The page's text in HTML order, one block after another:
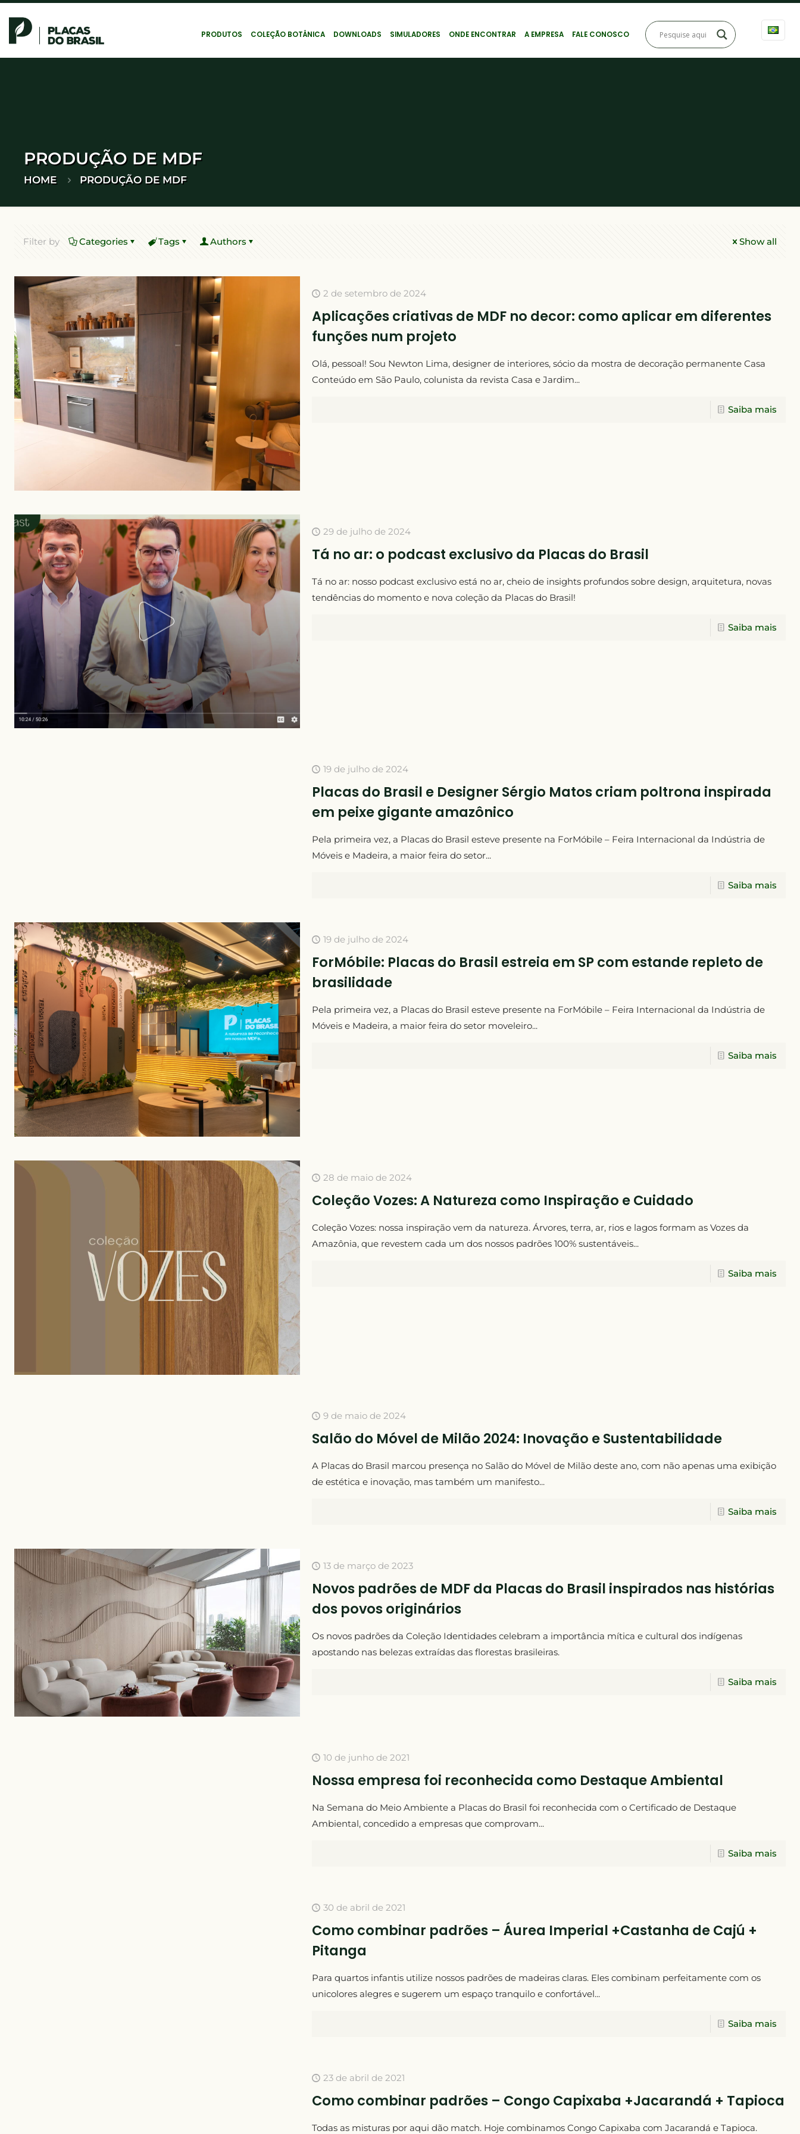
PRODUTOS COLEÇÃO BOTÂNICA DOWNLOADS SIMULADORES ONDE ENCONTRAR A EMPRESA FALE CONOSCO
PRODUÇÃO DE MDF
HOME PRODUÇÃO DE MDF
Filter by Categories Tags Authors Show all
2 de setembro de 2024
Aplicações criativas de MDF no decor: como aplicar em diferentes
funções num projeto
Olá, pessoal! Sou Newton Lima, designer de interiores, sócio da mostra de decoração permanente Casa
Conteúdo em São Paulo, colunista da revista Casa e Jardim...
Saiba mais
29 de julho de 2024
Tá no ar: o podcast exclusivo da Placas do Brasil
Tá no ar: nosso podcast exclusivo está no ar, cheio de insights profundos sobre design, arquitetura, novas
tendências do momento e nova coleção da Placas do Brasil!
Saiba mais
19 de julho de 2024
Placas do Brasil e Designer Sérgio Matos criam poltrona inspirada
em peixe gigante amazônico
Pela primeira vez, a Placas do Brasil esteve presente na ForMóbile – Feira Internacional da Indústria de
Móveis e Madeira, a maior feira do setor...
Saiba mais
19 de julho de 2024
ForMóbile: Placas do Brasil estreia em SP com estande repleto de
brasilidade
Pela primeira vez, a Placas do Brasil esteve presente na ForMóbile – Feira Internacional da Indústria de
Móveis e Madeira, a maior feira do setor moveleiro...
Saiba mais
28 de maio de 2024
Coleção Vozes: A Natureza como Inspiração e Cuidado
Coleção Vozes: nossa inspiração vem da natureza. Árvores, terra, ar, rios e lagos formam as Vozes da
Amazônia, que revestem cada um dos nossos padrões 100% sustentáveis...
Saiba mais
9 de maio de 2024
Salão do Móvel de Milão 2024: Inovação e Sustentabilidade
A Placas do Brasil marcou presença no Salão do Móvel de Milão deste ano, com não apenas uma exibição
de estética e inovação, mas também um manifesto...
Saiba mais
13 de março de 2023
Novos padrões de MDF da Placas do Brasil inspirados nas histórias
dos povos originários
Os novos padrões da Coleção Identidades celebram a importância mítica e cultural dos indígenas
apostando nas belezas extraídas das florestas brasileiras.
Saiba mais
10 de junho de 2021
Nossa empresa foi reconhecida como Destaque Ambiental
Na Semana do Meio Ambiente a Placas do Brasil foi reconhecida com o Certificado de Destaque
Ambiental, concedido a empresas que comprovam...
Saiba mais
30 de abril de 2021
Como combinar padrões – Áurea Imperial +Castanha de Cajú +
Pitanga
Para quartos infantis utilize nossos padrões de madeiras claras. Eles combinam perfeitamente com os
unicolores alegres e sugerem um espaço tranquilo e confortável...
Saiba mais
23 de abril de 2021
Como combinar padrões – Congo Capixaba +Jacarandá + Tapioca
Todas as misturas por aqui dão match. Hoje combinamos Congo Capixaba com Jacarandá e Tapioca.